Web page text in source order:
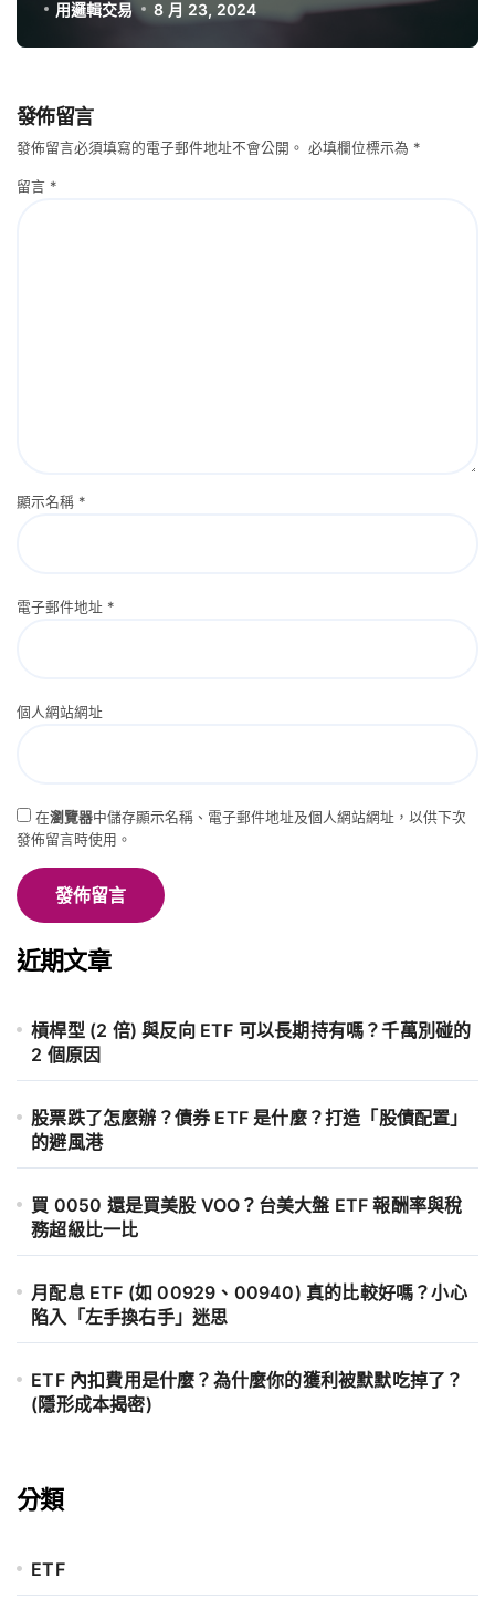
用邏輯交易 8 月 23, 2024
發佈留言
發佈留言必須填寫的電子郵件地址不會公開。 必填欄位標示為 *
留言 *
顯示名稱 *
電子郵件地址 *
個人網站網址
在瀏覽器中儲存顯示名稱、電子郵件地址及個人網站網址，以供下次
發佈留言時使用。
近期文章
槓桿型 (2 倍) 與反向 ETF 可以長期持有嗎？千萬別碰的
2 個原因
股票跌了怎麼辦？債券 ETF 是什麼？打造「股債配置」
的避風港
買 0050 還是買美股 VOO？台美大盤 ETF 報酬率與稅
務超級比一比
月配息 ETF (如 00929、00940) 真的比較好嗎？小心
陷入「左手換右手」迷思
ETF 內扣費用是什麼？為什麼你的獲利被默默吃掉了？
(隱形成本揭密)
分類
ETF